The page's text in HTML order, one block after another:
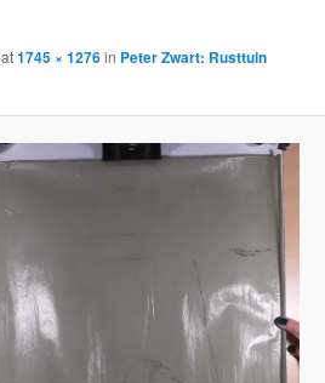
at1745 × 1276in Peter Zwart: Rusttuin